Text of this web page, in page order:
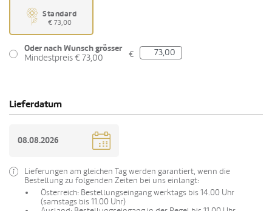
Standard
€ 73,00
Oder nach Wunsch grösser
Mindestpreis € 73,00
€
Lieferdatum
Lieferungen am gleichen Tag werden garantiert, wenn die
Bestellung zu folgenden Zeiten bei uns einlangt:
Österreich: Bestellungseingang werktags bis 14.00 Uhr
(samstags bis 11.00 Uhr)